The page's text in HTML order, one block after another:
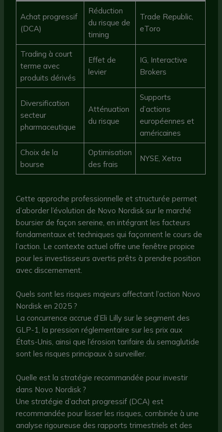
Achat progressif
(DCA)
Réduction
du risque de
timing
Trade Republic,
eToro
Trading à court
terme avec
produits dérivés
Effet de
levier
IG, Interactive
Brokers
Diversification
secteur
pharmaceutique
Atténuation
du risque
Supports
d’actions
européennes et
américaines
Choix de la
bourse
Optimisation
des frais
NYSE, Xetra
Cette approche professionnelle et structurée permet
d’aborder l’évolution de Novo Nordisk sur le marché
boursier de façon sereine, en intégrant les facteurs
fondamentaux et techniques qui façonnent le cours de
l’action. Le contexte actuel offre une fenêtre propice
pour les investisseurs avertis prêts à prendre position
avec discernement.
Quels sont les risques majeurs affectant l’action Novo
Nordisk en 2025 ?
La concurrence accrue d’Eli Lilly sur le segment des
GLP-1, la pression réglementaire sur les prix aux
États-Unis, ainsi que l’érosion tarifaire du semaglutide
sont les risques principaux à surveiller.
Quelle est la stratégie recommandée pour investir
dans Novo Nordisk ?
Une stratégie d’achat progressif (DCA) est
recommandée pour lisser les risques, combinée à une
analyse rigoureuse des rapports trimestriels et des